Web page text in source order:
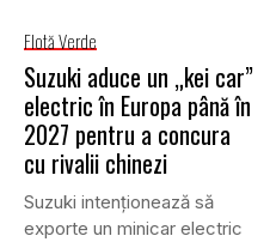
Flotă Verde
Suzuki aduce un „kei car”
electric în Europa până în
2027 pentru a concura
cu rivalii chinezi
Suzuki intenționează să
exporte un minicar electric